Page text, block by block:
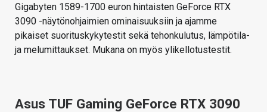
Gigabyten 1589-1700 euron hintaisten GeForce RTX
3090 -näytönohjaimien ominaisuuksiin ja ajamme
pikaiset suorituskykytestit sekä tehonkulutus, lämpötila-
ja melumittaukset. Mukana on myös ylikellotustestit.
Asus TUF Gaming GeForce RTX 3090